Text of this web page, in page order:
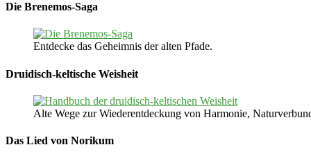
Die Brenemos-Saga
Entdecke das Geheimnis der alten Pfade.
Druidisch-keltische Weisheit
Alte Wege zur Wiederentdeckung von Harmonie,
Das Lied von Norikum